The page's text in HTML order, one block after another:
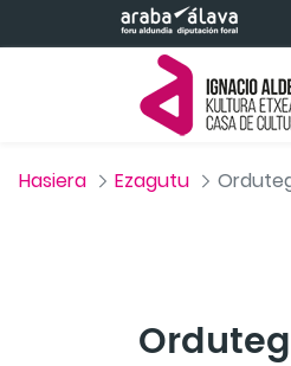
Eduki nagusira joan
Hasiera Ezagutu